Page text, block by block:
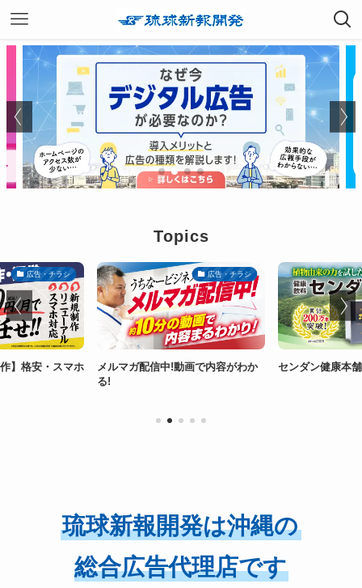
Topics
広告・チラシ
】格安・スマホ
広告・チラシ
メルマガ配信中!動画で内容がわか
る!
センダン健康本
琉球新報開発は沖縄の
総合広告代理店です